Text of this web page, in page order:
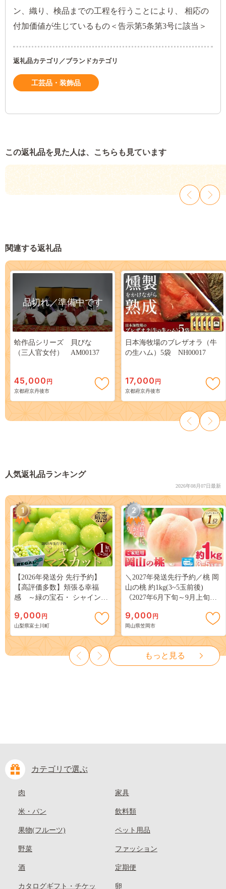
ン、織り、検品までの工程を行うことにより、 相応の
付加価値が生じているもの＜告示第5条第3号に該当＞
返礼品カテゴリ／ブランドカテゴリ
工芸品・装飾品
この返礼品を見た人は、こちらも見ています
関連する返礼品
品切れ／準備中です
蛤作品シリーズ 貝びな
（三人官女付） AM00137
45,000 円
京都府京丹後市
日本海牧場のブレザオラ（牛
の生ハム）5袋 NH00017
17,000 円
京都府京丹後市
人気返礼品ランキング
2026年08月07日最新
1
【2026年発送分 先行予約】
【高評価多数】頬張る幸福
感 ～緑の宝石・ シャインマ
３房） フルーツ 山梨県産 果
物 くだもの シャイン マスカ
ット ぶどう ブドウ 葡萄 大粒
種なし 先行予約 富士川町
10000円 一万円 9000円 九千円
9,000 円
山梨県富士川町
2
＼2027年発送先行予約／桃 岡
山の桃 約1kg(3~5玉前後)
《2027年6月下旬～9月上旬頃
岡山 はくとう スイーツ フル
ーツ 果物 デザート 旬 モモ も
も 先行予約 送料無料 果物 岡
山県 笠岡市 清水白桃 白鳳 白
麗 クール便---
kasaoka_zsy_419_100---
9,000 円
岡山県笠岡市
もっと見る
カテゴリで選ぶ
肉
米・パン
果物(フルーツ)
野菜
酒
カタログギフト・チケッ
家具
飲料類
ペット用品
ファッション
定期便
卵